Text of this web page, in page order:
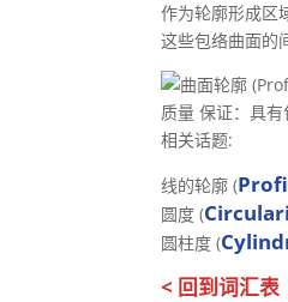
作为轮廓形成区
这些包络曲面的
质量 保证：具
相关话题:
线的轮廓 (
圆度 (
圆柱度 (
< 回到词汇表